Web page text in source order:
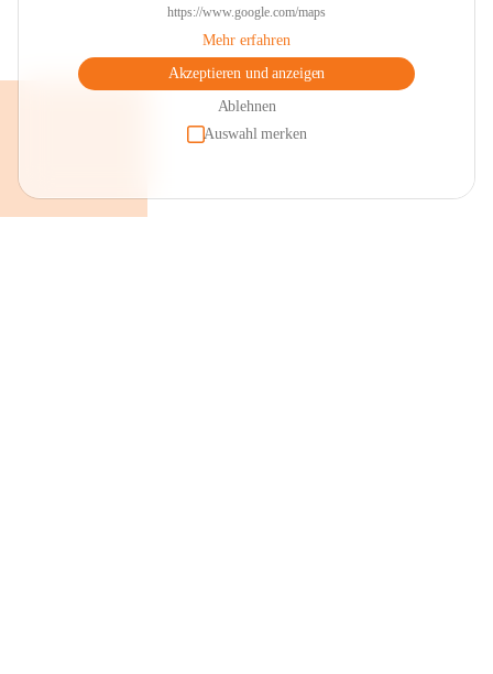
https://www.google.com/maps
Mehr erfahren
Akzeptieren und anzeigen
Ablehnen
Auswahl merken